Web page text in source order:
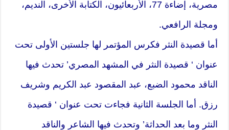
مصرية، إضاءة 77، الأربعائيون، الكتابة الأخرى، النديم،
ومجلة الرافعي.
أما قصيدة النثر فكرس المؤتمر لها جلستين الأولى تحت
عنوان ‘ قصيدة النثر في المشهد المصري’ تحدث فيها
الناقد محمود الضبع، عبد المقصود عبد الكريم وشريف
رزق. أما الجلسة الثانية فجاءت تحت عنوان ‘ قصيدة
النثر وما بعد الحداثة’ وتحدث فيها الشاعر والناقد